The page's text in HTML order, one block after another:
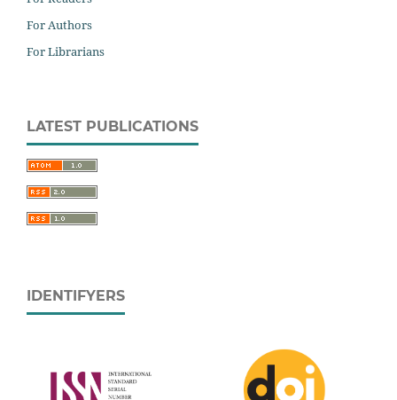
For Authors
For Librarians
LATEST PUBLICATIONS
IDENTIFYERS